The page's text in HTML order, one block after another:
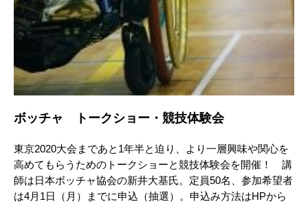
ボッチャ トークショー・競技体験会
東京2020大会まであと1年半と迫り、より一層興味や関心を
高めてもらうためのトークショーと競技体験会を開催！ 講
師は日本ボッチャ協会の新井大基氏。定員50名、参加希望者
は4月1日（月）までに申込（抽選）。申込み方法はHPから